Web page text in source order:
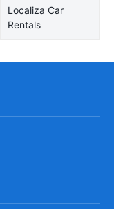
Localiza Car
Rentals